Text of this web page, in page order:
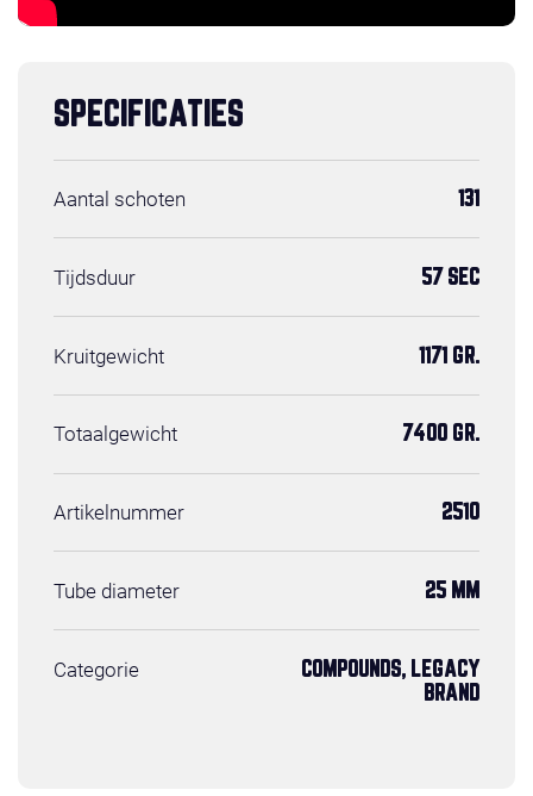
SPECIFICATIES
Aantal schoten 131
Tijdsduur 57 SEC
Kruitgewicht 1171 GR.
Totaalgewicht 7400 GR.
Artikelnummer 2510
Tube diameter 25 MM
Categorie
COMPOUNDS, LEGACY
BRAND